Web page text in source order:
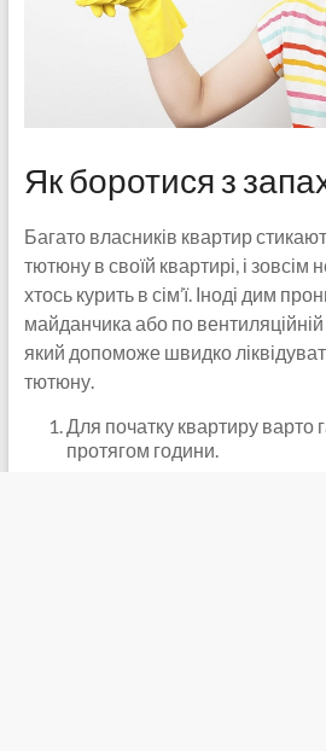
Як боротися з
Багато власників квартир
тютюну в своїй квартирі, і зовсім
хтось курить в сім’ї. Іноді дим
майданчика або по вентиляційній
який допоможе швидко
тютюну.
Для початку квартиру варто
протягом години.